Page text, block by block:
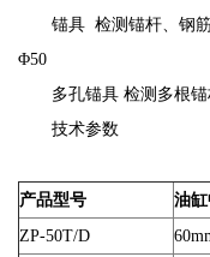
锚具 检测锚杆、钢筋
Φ50
多孔锚具 检测多根锚
技术参数
产品型号
油
ZP-50T/D